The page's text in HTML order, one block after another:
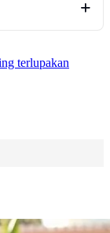
terlupakan